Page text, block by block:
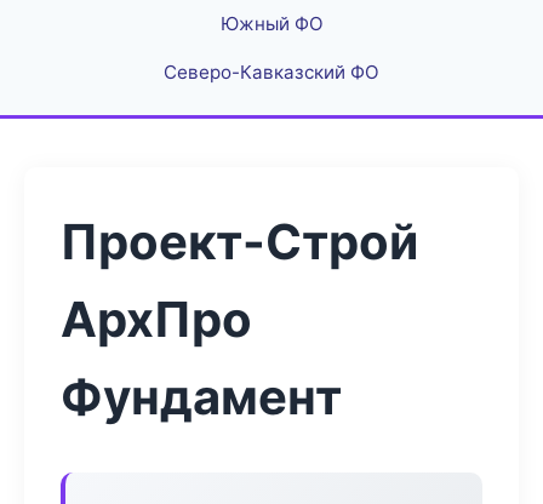
Южный ФО
Северо-Кавказский ФО
Проект-Строй
АрхПро
Фундамент